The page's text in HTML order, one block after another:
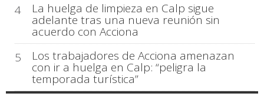
4
La huelga de limpieza en Calp sigue
adelante tras una nueva reunión sin
acuerdo con Acciona
5
Los trabajadores de Acciona amenazan
con ir a huelga en Calp: “peligra la
temporada turística”